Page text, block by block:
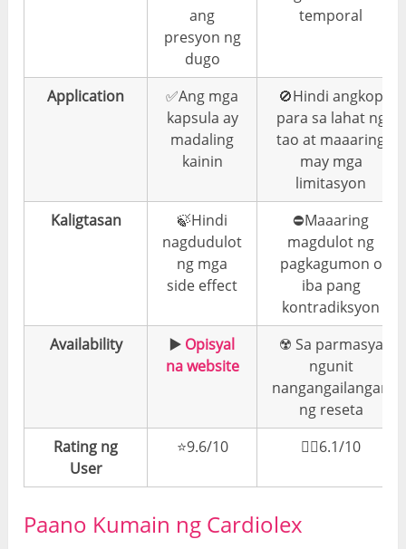
ang
presyon ng
dugo
temporal
Application
✅Ang mga
kapsula ay
madaling
kainin
🚫Hindi angkop
para sa lahat ng
tao at maaaring
may mga
limitasyon
Kaligtasan
🍃Hindi
nagdudulot
ng mga
side effect
⛔️Maaaring
magdulot ng
pagkagumon o
iba pang
kontradiksyon
Availability
▶️ Opisyal
na website
☢️ Sa parmasya
ngunit
nangangailangan
ng reseta
Rating ng
User
⭐️9.6/10 👎🏼6.1/10
Paano Kumain ng Cardiolex